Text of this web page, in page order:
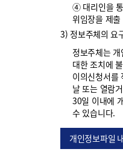
④ 대리인을
위임장을 제출
3) 정보주체의 요
정보주체는
대한 조치에
이의신청서를
날 또는 열람
30일 이내에
수 있습니다.
개인정보파일